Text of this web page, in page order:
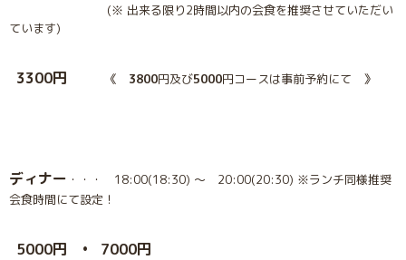
(※ 出来る限り2時間以内の会食を推奨させていただい
ています)
3300円 《 3800円及び5000円コースは事前予約にて 》
ディナー ・・・ 18:00(18:30) 〜 20:00(20:30) ※ランチ同様推奨
会食時間にて設定！
5000円 •
7000円